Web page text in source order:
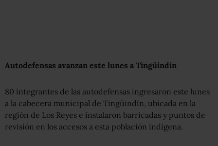
Autodefensas avanzan este lunes a Tingüindín
80 integrantes de las autodefensas ingresaron este lunes
a la cabecera municipal de Tingüindín, ubicada en la
región de Los Reyes e instalaron barricadas y puntos de
revisión en los accesos a esta población indígena.